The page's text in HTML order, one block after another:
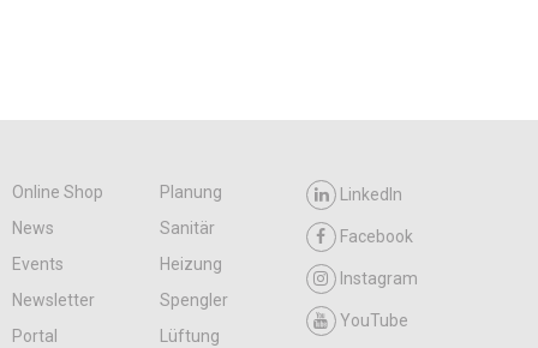
Online Shop
Planung
News
Sanitär
Events
Heizung
Newsletter
Spengler
Portal
Lüftung
LinkedIn
Facebook
Instagram
YouTube